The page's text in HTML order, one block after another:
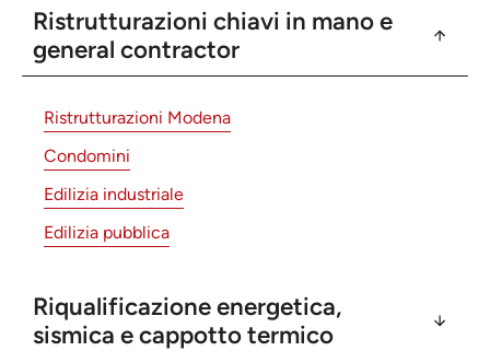
Ristrutturazioni chiavi in mano e
general contractor
Ristrutturazioni Modena
Condomini
Edilizia industriale
Edilizia pubblica
Riqualificazione energetica,
sismica e cappotto termico